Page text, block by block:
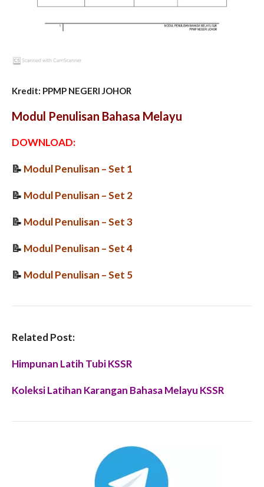
Kredit: PPMP NEGERI JOHOR
Modul Penulisan Bahasa Melayu
DOWNLOAD:
📝 Modul Penulisan – Set 1
📝 Modul Penulisan – Set 2
📝 Modul Penulisan – Set 3
📝 Modul Penulisan – Set 4
📝 Modul Penulisan – Set 5
Related Post:
Himpunan Latih Tubi KSSR
Koleksi Latihan Karangan Bahasa Melayu KSSR